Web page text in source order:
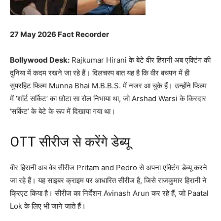
27 May 2026 Fact Recorder
Bollywood Desk: Rajkumar Hirani के बेटे वीर हिरानी अब एक्टिंग की
दुनिया में कदम रखने जा रहे हैं। दिलचस्प बात यह है कि वीर बचपन में ही
सुपरहिट फिल्म Munna Bhai M.B.B.S. में नजर आ चुके हैं। उन्होंने फिल्म
में ‘शॉर्ट सर्किट’ का छोटा सा रोल निभाया था, जोArshad Warsi के किरदार
‘सर्किट’ के बेटे के रूप में दिखाया गया था।
OTT सीरीज से करेंगे डेब्यू
वीर हिरानी अब वेब सीरीज Pritam and Pedro से अपना एक्टिंग डेब्यू करने
जा रहे हैं। यह साइबर क्राइम पर आधारित सीरीज है, जिसे राजकुमार हिरानी ने
क्रिएट किया है। सीरीज का निर्देशन Avinash Arun कर रहे हैं, जो Paatal
Lokके लिए भी जाने जाते हैं।